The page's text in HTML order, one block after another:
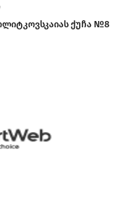
ქუჩა №8